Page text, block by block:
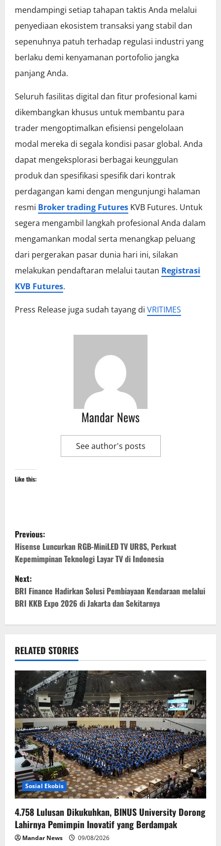
mendampingi setiap tahapan taktis Anda melalui
penyediaan ekosistem transaksi yang stabil dan
sepenuhnya patuh terhadap regulasi industri yang
berlaku demi kenyamanan portofolio jangka
panjang Anda.
Seluruh fasilitas digital dan fitur profesional kami
dikembangkan khusus untuk membantu para
trader mengoptimalkan efisiensi pengelolaan
modal mereka di segala kondisi pasar global. Anda
dapat mengeksplorasi berbagai keunggulan
produk dan spesifikasi spesifik dari kontrak
perdagangan kami dengan mengunjungi halaman
resmi Broker trading Futures KVB Futures. Untuk
segera mengambil langkah profesional Anda dalam
mengamankan modal serta menangkap peluang
dari pergerakan pasar dunia hari ini, silakan
melakukan pendaftaran melalui tautan Registrasi
KVB Futures.
Press Release juga sudah tayang di VRITIMES
Mandar News
See author's posts
Like this:
P
o
s
t
n
v
i
g
a
t
i
o
n
Previous:
Hisense Luncurkan RGB-MiniLED TV UR8S, Perkuat
Kepemimpinan Teknologi Layar TV di Indonesia
Next:
BRI Finance Hadirkan Solusi Pembiayaan Kendaraan melalui
BRI KKB Expo 2026 di Jakarta dan Sekitarnya
RELATED STORIES
Sosial Ekobis
4.758 Lulusan Dikukuhkan, BINUS University Dorong
Lahirnya Pemimpin Inovatif yang Berdampak
Mandar News 09/08/2026